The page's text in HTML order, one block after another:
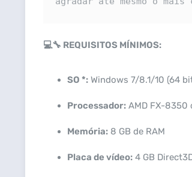
💻🔧 REQUISITOS MÍNIMOS:
SO *: Windows 7/8.1/10 (64
Processador: AMD FX-8350
Memória: 8 GB de RAM
Placa de vídeo: 4 GB